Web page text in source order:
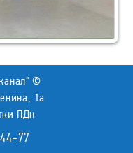
©
1а
ПДн
77